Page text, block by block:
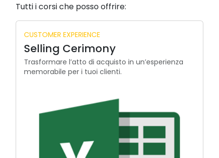
Tutti i corsi che posso offrire:
CUSTOMER EXPERIENCE
Selling Cerimony
Trasformare l’atto di acquisto in un’esperienza
memorabile per i tuoi clienti.